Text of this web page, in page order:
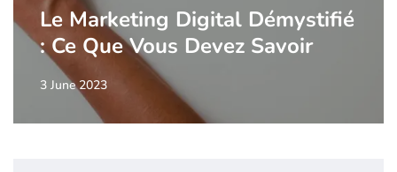
Le Marketing Digital Démystifié
: Ce Que Vous Devez Savoir
3 June 2023